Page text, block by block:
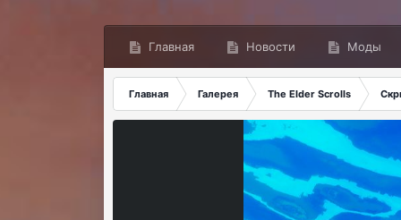
Главная Новости Моды
Главная Галерея The Elder Scrolls